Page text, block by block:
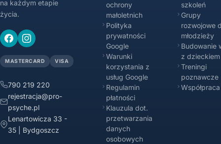
na każdym etapie
życia.
MASTERCARD VISA
790 219 220
rejestracja@pro-
psyche.pl
Lenartowicza 33 -
35 | Bydgoszcz
ochrony
małoletnich
Polityka
prywatności
Google
Warunki
korzystania z
usług Google
Regulamin
płatności
Klauzula dot.
przetwarzania
danych
osobowych
szkoleń
Grupy
rozwojowe
młodzieży
Budowanie
z dzieckiem
Treningi
poznawcze
Współpraca